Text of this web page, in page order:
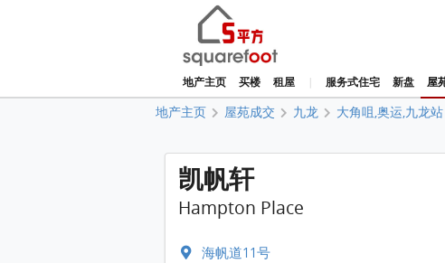
地产主页 买楼 租屋 | 服务式住宅 新盘 屋
地产主页 屋苑成交 九龙 大角咀,奥运,九龙站
凯帆轩
Hampton Place
海帆道11号